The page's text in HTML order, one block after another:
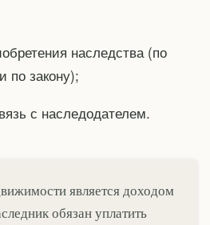
наследства (по
по закону);
с наследодателем.
является доходом
обязан уплатить